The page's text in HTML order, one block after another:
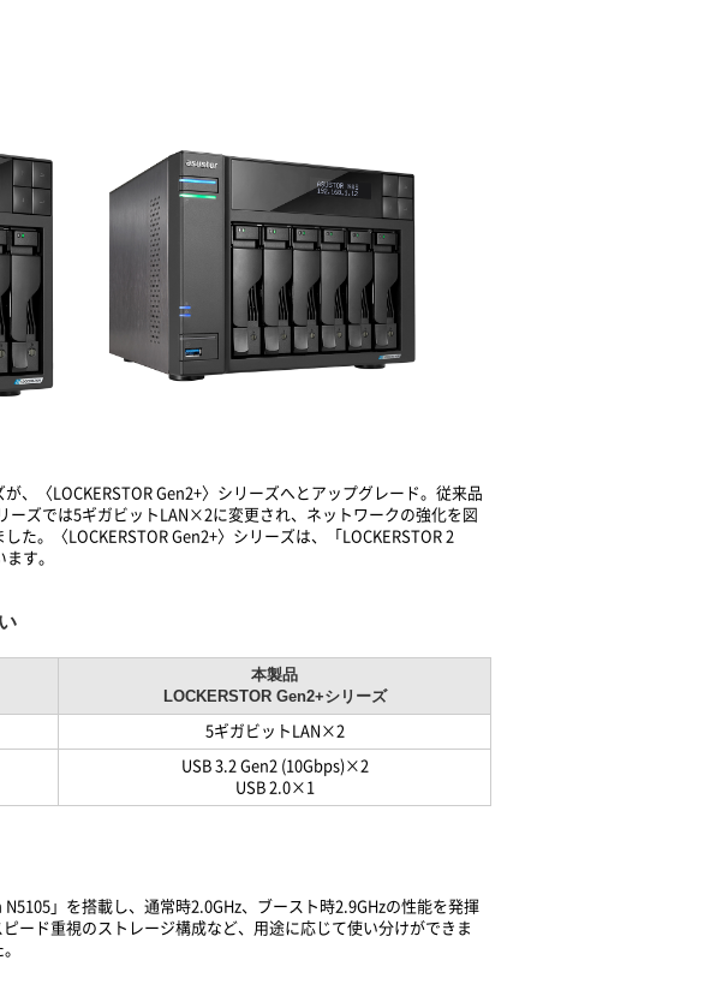
、〈LOCKERSTOR Gen2+〉シリーズへとアップグレード。従来品
ーズでは5ギガビットLAN×2に変更され、ネットワークの強化を図
。〈LOCKERSTOR Gen2+〉シリーズは、「LOCKERSTOR 2
す。
本製品
LOCKERSTOR Gen2+シリーズ
5ギガビットLAN×2
USB 3.2 Gen2 (10Gbps)×2
USB 2.0×1
」を搭載し、通常時2.0GHz、ブースト時2.9GHzの性能を発揮
ード重視のストレージ構成など、用途に応じて使い分けができま